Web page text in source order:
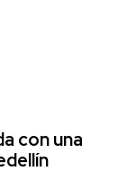
con una